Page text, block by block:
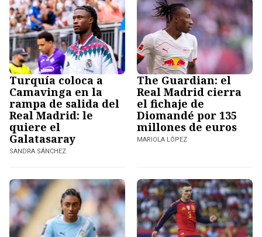
Turquía coloca a
Camavinga en la
rampa de salida del
Real Madrid: le
quiere el
Galatasaray
SANDRA SÁNCHEZ
The Guardian: el
Real Madrid cierra
el fichaje de
Diomandé por 135
millones de euros
MARIOLA LÓPEZ